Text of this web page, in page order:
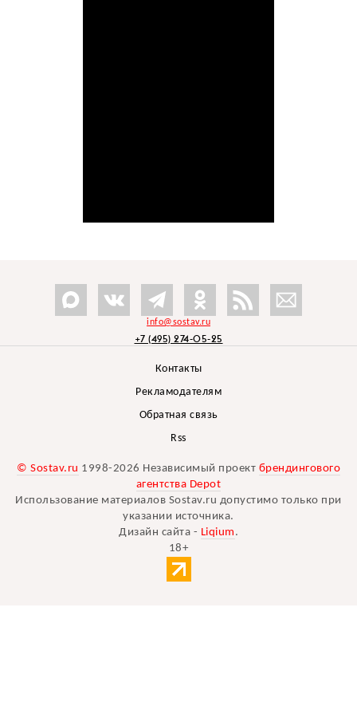
info@sostav.ru
+7 (495) 274-05-25
Контакты
Рекламодателям
Обратная связь
Rss
© Sostav.ru 1998-2026 Независимый проект брендингового
агентства Depot
Использование материалов Sostav.ru допустимо только при
указании источника.
Дизайн сайта - Liqium .
18+